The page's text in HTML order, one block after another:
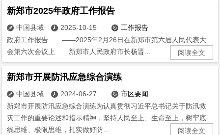
新郑市2025年政府工作报告
 中国县域  2025-10-15  工作报告
政府工作报告 ——2025年2月26日在新郑市第六届人民代表大
会第六次会议上 新郑市人民政府市长杨晋...
阅读全文
新郑市开展防汛应急综合演练
 中国县域  2024-06-27  市区要闻
新郑市开展防汛应急综合演练为认真贯彻习近平总书记关于防汛救
灾工作的重要论述和指示精神，坚持人民至上、生命至上，树牢底
线思维、极限思维，扎实做好防...
阅读全文